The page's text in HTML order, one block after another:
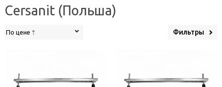
Cersanit (Польша)
По цене Фильтры